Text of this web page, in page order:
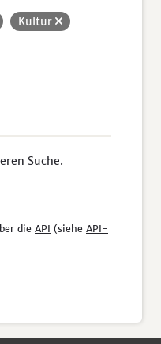
Kultur
Suche.
die API (siehe API-